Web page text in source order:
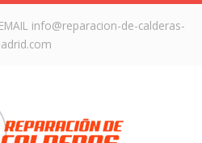
info@reparacion-de-calderas-